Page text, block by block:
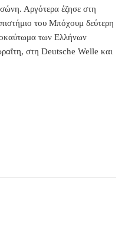
Αργότερα έζησε στη
του Μπόχουμ δεύτερη
των Ελλήνων
στη Deutsche Welle και